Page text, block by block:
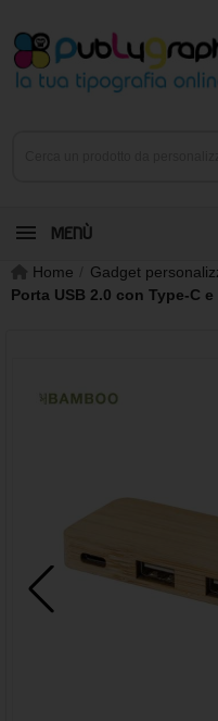
MENÙ
Home Gadget
Porta USB 2.0 con Type-C